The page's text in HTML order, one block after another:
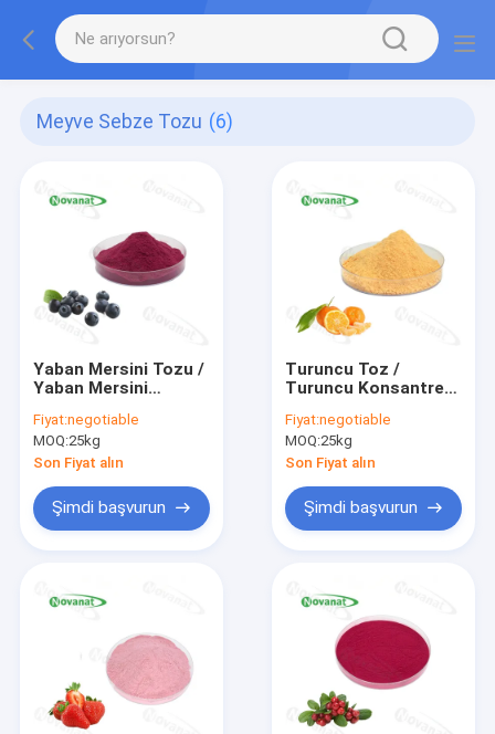
Meyve Sebze Tozu (6)
Yaban Mersini Tozu /
Yaban Mersini
Sebze Tozu Saf
Lezzet / Suda
Çözünür / Temiz
Etiket
Fiyat:negotiable
MOQ:25kg
Son Fiyat alın
Şimdi başvurun
Turuncu Toz /
Turuncu Konsantre
Saf Aroması / Suda
çözünür / Temiz
Etiket
Fiyat:negotiable
MOQ:25kg
Son Fiyat alın
Şimdi başvurun